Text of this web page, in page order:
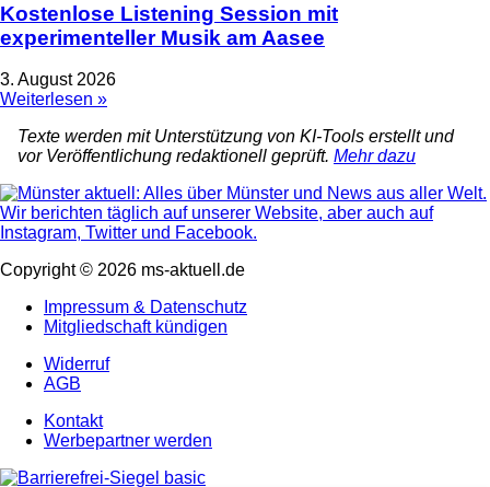
Kostenlose Listening Session mit
experimenteller Musik am Aasee
3. August 2026
Weiterlesen »
Texte werden mit Unterstützung von KI-Tools erstellt und
vor Veröffentlichung redaktionell geprüft. Mehr dazu
Copyright © 2026 ms-aktuell.de
Impressum & Datenschutz
Mitgliedschaft kündigen
Widerruf
AGB
Kontakt
Werbepartner werden